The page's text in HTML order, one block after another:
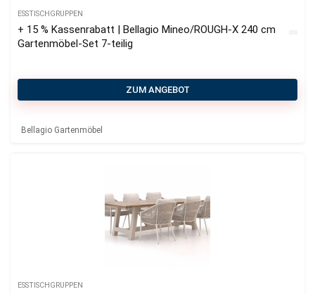
ESSTISCHGRUPPEN
+ 15 % Kassenrabatt | Bellagio Mineo/ROUGH-X 240 cm
Gartenmöbel-Set 7-teilig
ZUM ANGEBOT
Bellagio Gartenmöbel
ESSTISCHGRUPPEN